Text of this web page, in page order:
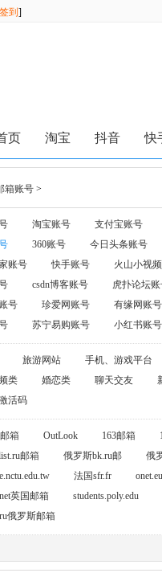
到 ]
页 淘宝 抖音 快
箱账号 >
淘宝账号
支付宝账号
360账号
今日头条账号
账号
快手账号
火山小视
csdn博客账号
虎扑论坛
号
珍爱网账号
有缘网账号
苏宁易购账号 小红书账号
旅游网站
手机、游戏平台
类
婚恋类 聊天交友
活码
箱 OutLook 163邮箱
邮箱
俄罗斯bk.ru邮
俄
法国sfr.fr
英国邮箱
students.poly.edu
俄罗斯邮箱